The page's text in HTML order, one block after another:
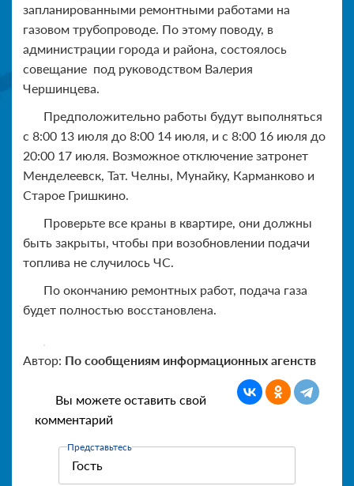
запланированными ремонтными работами на
газовом трубопроводе. По этому поводу, в
администрации города и района, состоялось
совещание под руководством Валерия
Чершинцева.
Предположительно работы будут выполняться
с 8:00 13 июля до 8:00 14 июля, и с 8:00 16 июля до
20:00 17 июля. Возможное отключение затронет
Менделеевск, Тат. Челны, Мунайку, Карманково и
Старое Гришкино.
Проверьте все краны в квартире, они должны
быть закрыты, чтобы при возобновлении подачи
топлива не случилось ЧС.
По окончанию ремонтных работ, подача газа
будет полностью восстановлена.
Автор: По сообщениям информационных агенств
Вы можете оставить свой
комментарий
Представьтесь